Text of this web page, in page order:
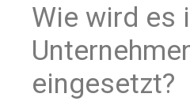
Wie wird es
eingesetzt?